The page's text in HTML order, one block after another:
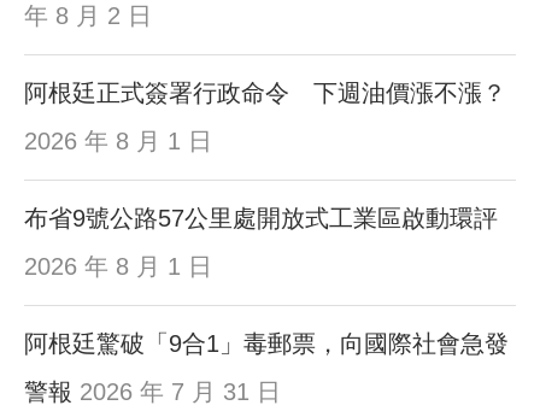
年 8 月 2 日
阿根廷正式簽署行政命令 下週油價漲不漲？
2026 年 8 月 1 日
布省9號公路57公里處開放式工業區啟動環評
2026 年 8 月 1 日
阿根廷驚破「9合1」毒郵票，向國際社會急發
警報 2026 年 7 月 31 日